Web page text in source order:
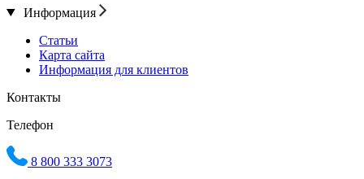
Информация
Статьи
Карта сайта
Информация для клиентов
Контакты
Телефон
8 800 333 3073